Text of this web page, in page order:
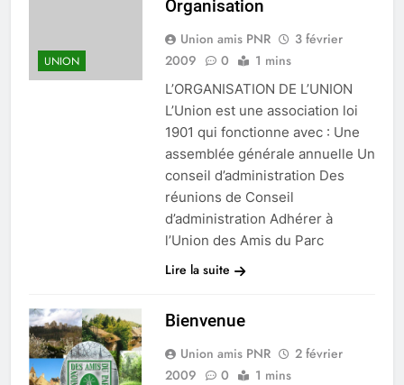
UNION
Organisation
Union amis PNR
3 février
2009
0 1 mins
L’ORGANISATION DE L’UNION
L’Union est une association loi
1901 qui fonctionne avec : Une
assemblée générale annuelle Un
conseil d’administration Des
réunions de Conseil
d’administration Adhérer à
l’Union des Amis du Parc
Lire la suite
Bienvenue
Union amis PNR
2 février
2009
0 1 mins